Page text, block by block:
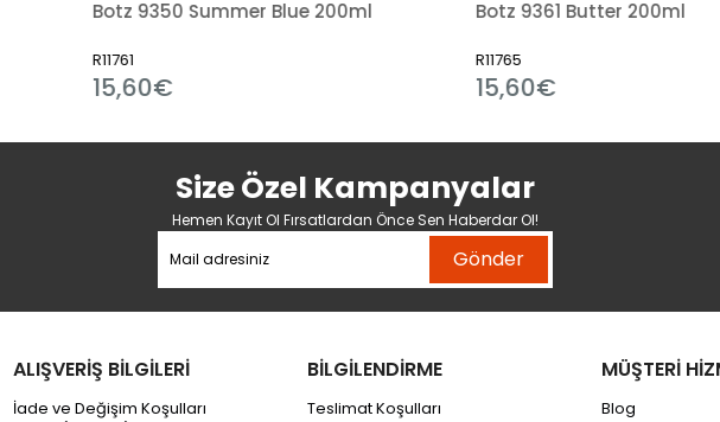
Botz 9350 Summer Blue 200ml
R11761
15,60€
Botz 9361 Butter 200ml
R11765
15,60€
Size Özel Kampanyalar
Hemen Kayıt Ol Fırsatlardan Önce Sen Haberdar Ol!
Gönder
ALIŞVERİŞ BİLGİLERİ
İade ve Değişim Koşulları
BİLGİLENDİRME
Teslimat Koşulları
MÜŞTERİ
Blog